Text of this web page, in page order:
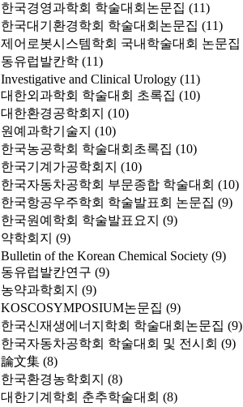
한국경영과학회 학술대회논문집 (11)
한국대기환경학회 학술대회논문집 (11)
제어로봇시스템학회 국내학술대회 논문집
동유럽발칸학 (11)
Investigative and Clinical Urology (11)
대한외과학회 학술대회 초록집 (10)
대한환경공학회지 (10)
원예과학기술지 (10)
한국농공학회 학술대회초록집 (10)
한국기계가공학회지 (10)
한국자동차공학회 부문종합 학술대회 (10)
한국항공우주학회 학술발표회 논문집 (9)
한국원예학회 학술발표요지 (9)
약학회지 (9)
Bulletin of the Korean Chemical Society (9)
동유럽발칸연구 (9)
농약과학회지 (9)
KOSCOSYMPOSIUM논문집 (9)
한국신재생에너지학회 학술대회논문집 (9)
한국자동차공학회 학술대회 및 전시회 (9)
論文集 (8)
한국환경농학회지 (8)
대한기계학회 춘추학술대회 (8)